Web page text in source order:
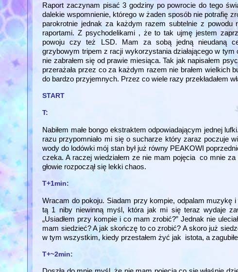
Raport zaczynam pisać 3 godziny po powrocie do tego
dalekie wspomnienie, którego w żaden sposób nie potrafię
parokrotnie jednak za każdym razem subtelnie z
raportami. Z psychodelikami , że to tak ujmę jestem
powoju czy też LSD. Mam za sobą jedną nieudaną
grzybowym tripem z racji wykorzystania działającego w
nie zabrałem się od prawie miesiąca. Tak jak napisałem
przerażała przez co za każdym razem nie brałem wielkich
do bardzo przyjemnych. Przez co wiele razy przekładałem
START
T:
Nabiłem małe bongo ekstraktem odpowiadającym jednej
razu przypomniało mi się o sucharze który zaraz poczuje
wody do lodówki mój stan był już równy PEAKOWI
czeka. A raczej wiedziałem ze nie mam pojęcia co mnie
głowie rozpoczął się lekki chaos.
T+1min:
Wracam do pokoju. Siadam przy kompie, odpalam muzykę
tą 1 niby niewinną myśl, która jak mi się teraz wydaje
„Usiadłem przy kompie i co mam zrobić?” Jednak nie
mam siedzieć? A jak skończę to co zrobić? A skoro już
w tym wszystkim, kiedy przestałem żyć jak istota, a
T+~2min: